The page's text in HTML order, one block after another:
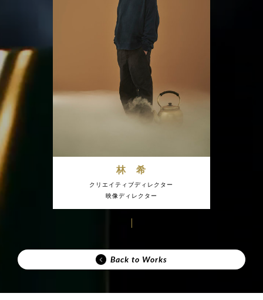
林 希
クリエイティブディレクター
映像ディレクター
Back to Works